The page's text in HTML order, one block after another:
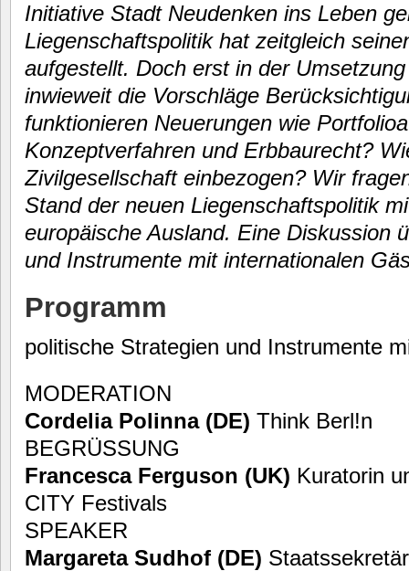
Initiative Stadt Neudenken ins Leben
Liegenschaftspolitik hat zeitgleich
aufgestellt. Doch erst in der
inwieweit die Vorschläge
funktionieren Neuerungen wie
Konzeptverfahren und Erbbaurecht?
Zivilgesellschaft einbezogen? Wir
Stand der neuen Liegenschaftspolitik
europäische Ausland. Eine Diskussion
und Instrumente mit internationalen
Programm
politische Strategien und Instrumente
MODERATION
Cordelia Polinna (DE) Think Berl!n
BEGRÜSSUNG
Francesca Ferguson (UK) Kuratorin
CITY Festivals
SPEAKER
Margareta Sudhof (DE)